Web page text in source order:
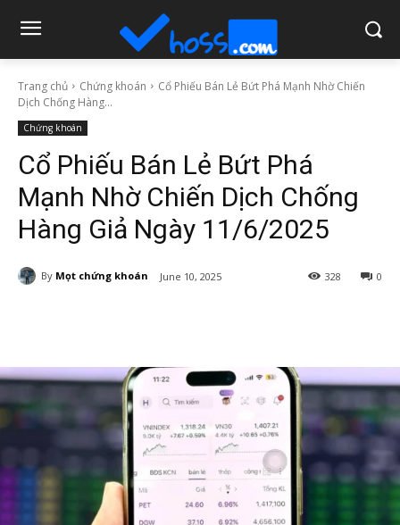
Trang chủ Chứng khoán
Cổ Phiếu Bán Lẻ Bứt Phá Mạnh Nhờ Chiến
Dịch Chống Hàng...
Chứng khoán
Cổ Phiếu Bán Lẻ Bứt Phá
Mạnh Nhờ Chiến Dịch Chống
Hàng Giả Ngày 11/6/2025
By Mọt chứng khoán June 10, 2025 0
328